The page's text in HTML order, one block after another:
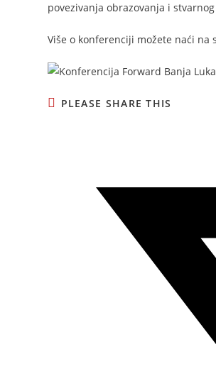
povezivanja obrazovanja i
Više o konferenciji možete naći na
PLEASE SHARE THIS